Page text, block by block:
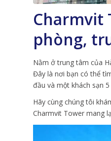
Charmvit
phòng,
Nằm ở trung tâm của
Đây là nơi bạn có thể
đầu và một khách sạn
Hãy cùng chúng tôi
Charmvit Tower mang